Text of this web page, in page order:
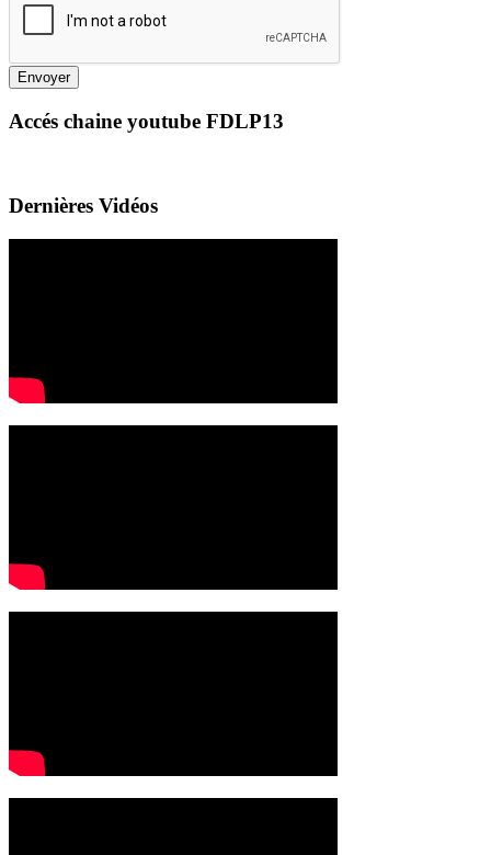
Envoyer
Accés chaine youtube FDLP13
Dernières Vidéos